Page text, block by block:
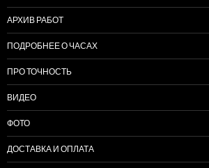
АРХИВ РАБОТ
ПОДРОБНЕЕ О ЧАСАХ
ПРО ТОЧНОСТЬ
ВИДЕО
ФОТО
ДОСТАВКА И ОПЛАТА